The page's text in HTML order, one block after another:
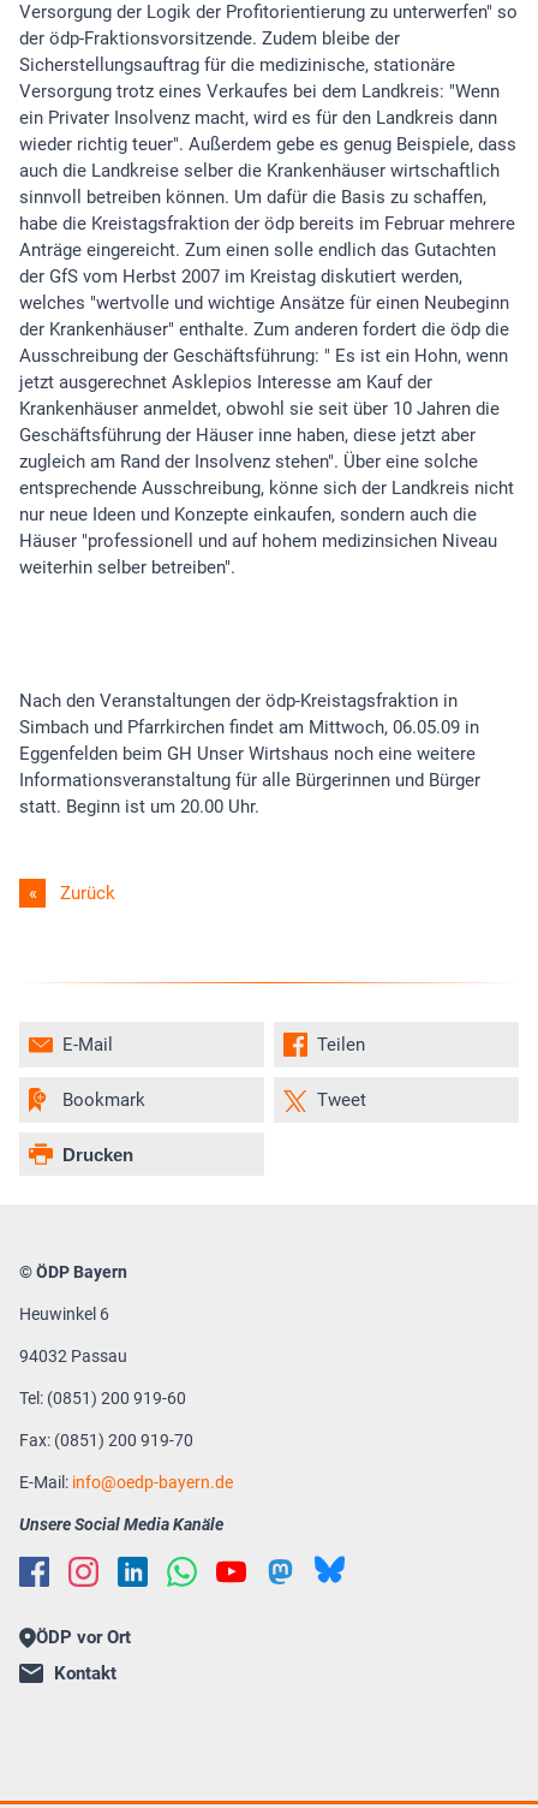
Versorgung der Logik der Profitorientierung zu unterwerfen" so
der ödp-Fraktionsvorsitzende. Zudem bleibe der
Sicherstellungsauftrag für die medizinische, stationäre
Versorgung trotz eines Verkaufes bei dem Landkreis: "Wenn
ein Privater Insolvenz macht, wird es für den Landkreis dann
wieder richtig teuer". Außerdem gebe es genug Beispiele, dass
auch die Landkreise selber die Krankenhäuser wirtschaftlich
sinnvoll betreiben können. Um dafür die Basis zu schaffen,
habe die Kreistagsfraktion der ödp bereits im Februar mehrere
Anträge eingereicht. Zum einen solle endlich das Gutachten
der GfS vom Herbst 2007 im Kreistag diskutiert werden,
welches "wertvolle und wichtige Ansätze für einen Neubeginn
der Krankenhäuser" enthalte. Zum anderen fordert die ödp die
Ausschreibung der Geschäftsführung: " Es ist ein Hohn, wenn
jetzt ausgerechnet Asklepios Interesse am Kauf der
Krankenhäuser anmeldet, obwohl sie seit über 10 Jahren die
Geschäftsführung der Häuser inne haben, diese jetzt aber
zugleich am Rand der Insolvenz stehen". Über eine solche
entsprechende Ausschreibung, könne sich der Landkreis nicht
nur neue Ideen und Konzepte einkaufen, sondern auch die
Häuser "professionell und auf hohem medizinsichen Niveau
weiterhin selber betreiben".
Nach den Veranstaltungen der ödp-Kreistagsfraktion in
Simbach und Pfarrkirchen findet am Mittwoch, 06.05.09 in
Eggenfelden beim GH Unser Wirtshaus noch eine weitere
Informationsveranstaltung für alle Bürgerinnen und Bürger
statt. Beginn ist um 20.00 Uhr.
Zurück
Teilen
Tweet
E-Mail
Bookmark
Drucken
© ÖDP Bayern
Heuwinkel 6
94032 Passau
Tel: (0851) 200 919-60
Fax: (0851) 200 919-70
E-Mail: info oedp-bayern.de
Unsere Social Media Kanäle
ÖDP vor Ort
Kontakt